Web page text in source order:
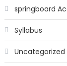
springboard
Syllabus
Uncategorized